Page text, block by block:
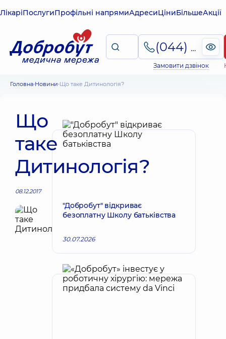
ЛікаріПослугиПрофільні напрямиАдресиЦіниБільшеАкції
(044) 495-2-888
Замовити дзвінок
Головна Новини Що таке Дитинологія?
Що
таке
Дитинологія?
08.12.2017
"Добробут" відкриває
безоплатну Школу батьківства
30.07.2026